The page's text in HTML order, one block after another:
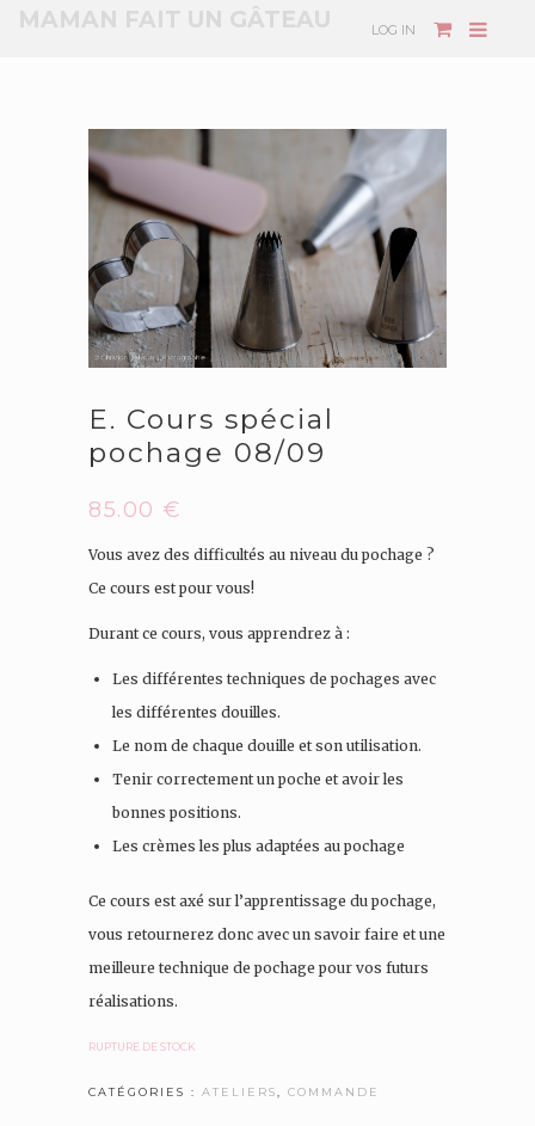
MAMAN FAIT UN GÂTEAU LOG IN
E. Cours spécial
pochage 08/09
85.00 €
Vous avez des difficultés au niveau du pochage ?
Ce cours est pour vous!
Durant ce cours, vous apprendrez à :
Les différentes techniques de pochages avec
les différentes douilles.
Le nom de chaque douille et son utilisation.
Tenir correctement un poche et avoir les
bonnes positions.
Les crèmes les plus adaptées au pochage
Ce cours est axé sur l’apprentissage du pochage,
vous retournerez donc avec un savoir faire et une
meilleure technique de pochage pour vos futurs
réalisations.
RUPTURE DE STOCK
CATÉGORIES : ATELIERS, COMMANDE